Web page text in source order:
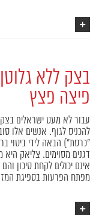
בצק ללא
פיצה פצץ
עבור לא מעט ישראלים
להכניס לגוף. אנשים אלו
"כרסת") הבאה לידי ביטוי
דגנים מסוימים. צליאק
אינם יכולים לקחת סיכון
מפתח הפרעות בספיגת